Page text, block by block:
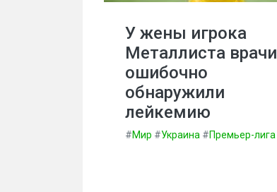
У жены игрока
Металлиста врачи
ошибочно
обнаружили
лейкемию
#Мир #Украина #Премьер-лига